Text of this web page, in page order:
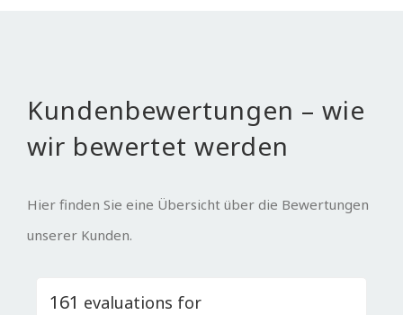
Kundenbewertungen – wie
wir bewertet werden
Hier finden Sie eine Übersicht über die Bewertungen
unserer Kunden.
161 evaluations for